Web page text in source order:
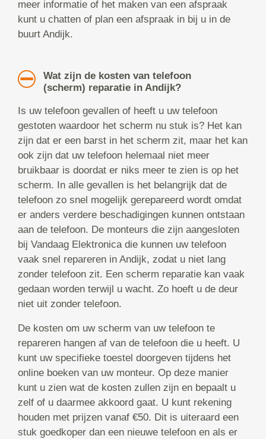
meer informatie of het maken van een afspraak
kunt u chatten of plan een afspraak in bij u in de
buurt Andijk.
Wat zijn de kosten van telefoon
(scherm) reparatie in Andijk?
Is uw telefoon gevallen of heeft u uw telefoon
gestoten waardoor het scherm nu stuk is? Het kan
zijn dat er een barst in het scherm zit, maar het kan
ook zijn dat uw telefoon helemaal niet meer
bruikbaar is doordat er niks meer te zien is op het
scherm. In alle gevallen is het belangrijk dat de
telefoon zo snel mogelijk gerepareerd wordt omdat
er anders verdere beschadigingen kunnen ontstaan
aan de telefoon. De monteurs die zijn aangesloten
bij Vandaag Elektronica die kunnen uw telefoon
vaak snel repareren in Andijk, zodat u niet lang
zonder telefoon zit. Een scherm reparatie kan vaak
gedaan worden terwijl u wacht. Zo hoeft u de deur
niet uit zonder telefoon.
De kosten om uw scherm van uw telefoon te
repareren hangen af van de telefoon die u heeft. U
kunt uw specifieke toestel doorgeven tijdens het
online boeken van uw monteur. Op deze manier
kunt u zien wat de kosten zullen zijn en bepaalt u
zelf of u daarmee akkoord gaat. U kunt rekening
houden met prijzen vanaf €50. Dit is uiteraard een
stuk goedkoper dan een nieuwe telefoon en als er